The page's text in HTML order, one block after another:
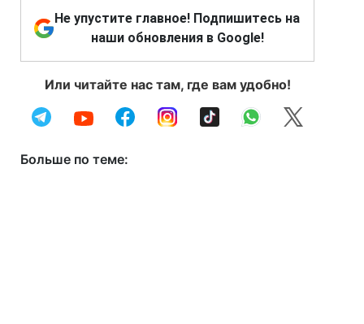
Не упустите главное! Подпишитесь на
наши обновления в Google!
Или читайте нас там, где вам удобно!
Больше по теме: